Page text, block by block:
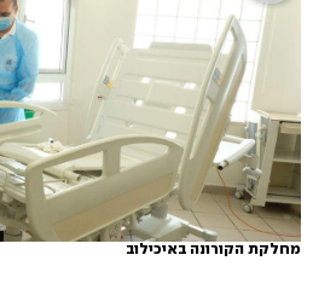
מחלקת הקורונה באיכילוב